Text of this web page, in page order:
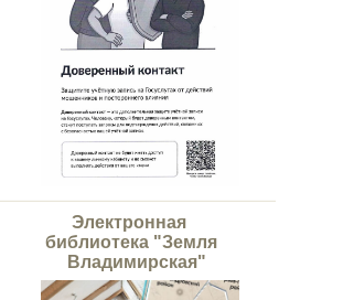
Электронная
библиотека "Земля
Владимирская"